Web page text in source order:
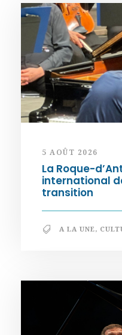
5 AOÛT 2026
La Roque-
international
transition
A LA UNE,